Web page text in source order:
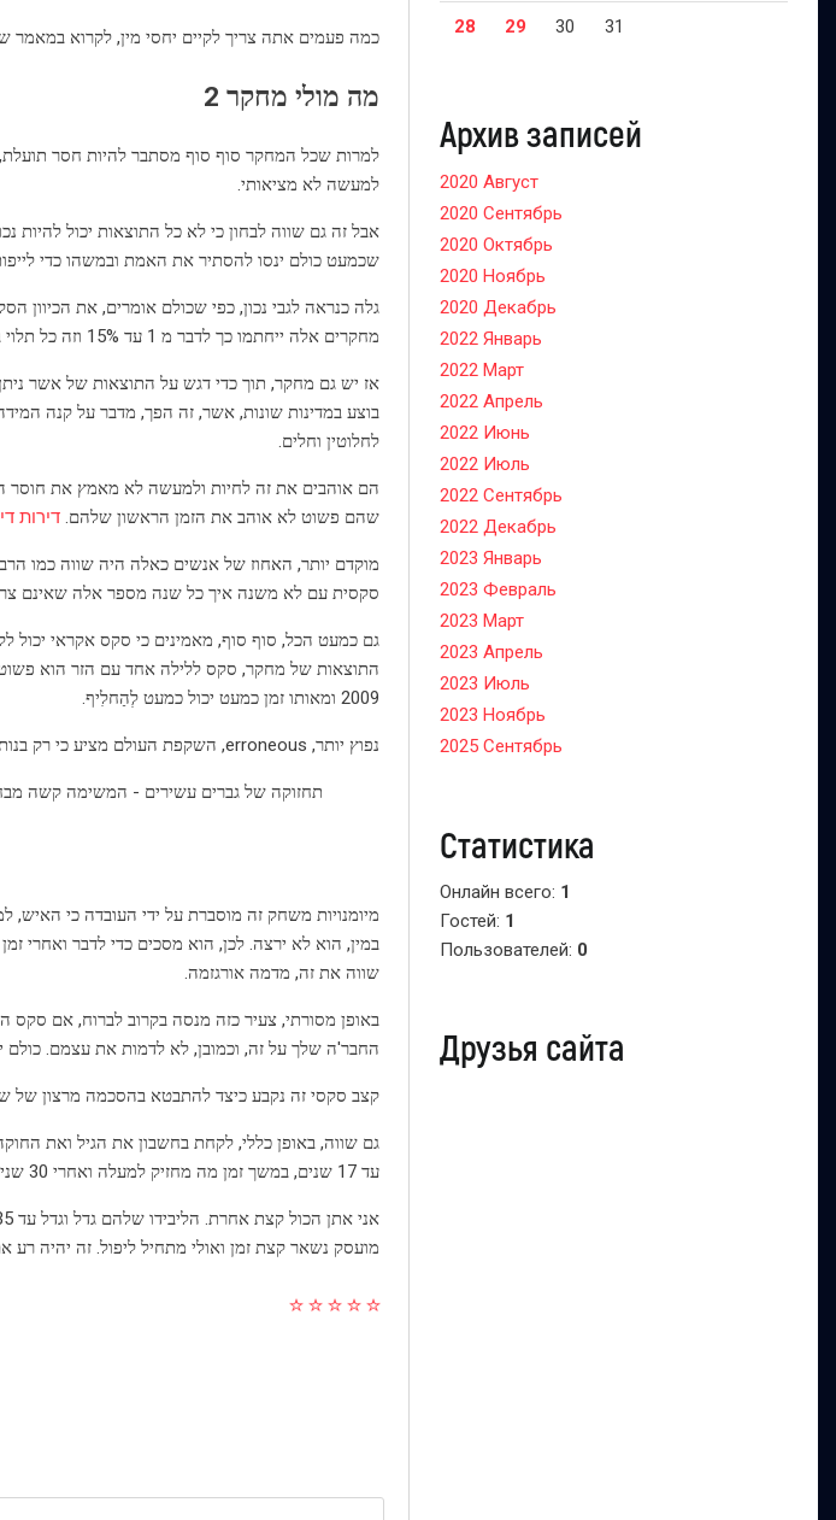
כמה פעמים אתה צריך לקיים יחסי מין, לקרוא במאמר
מה מולי מחקר 2
למרות שכל המחקר סוף סוף מסתבר להיות חסר תועלת,
למעשה לא מציאותי.
אבל זה גם שווה לבחון כי לא כל התוצאות יכול להיות
שכמעט כולם ינסו להסתיר את האמת ובמשהו כדי
מחקרים אלה ייחתמו כך לדבר מ 1 עד 15% וזה כל תלוי ב איך היתה השאלה ומי נשאל.
אז יש גם מחקר, תוך כדי דגש על התוצאות של אשר
בוצע במדינות שונות, אשר, זה הפך, מדבר על קנה
לחלוטין וחלים.
הם אוהבים את זה לחיות ולמעשה לא מאמץ את חוסר
שהם פשוט לא אוהב את הזמן הראשון שלהם. דירות
מוקדם יותר, האחוז של אנשים כאלה היה שווה כמו
סקסית עם לא משנה איך כל שנה מספר אלה שאינם
גם כמעט הכל, סוף סוף, מאמינים כי סקס אקראי יכול
התוצאות של מחקר, סקס ללילה אחד עם הזר הוא
2009 ומאותו זמן כמעט יכול כמעט לְהַחלִיף.
נפוץ יותר, erroneous, השקפת העולם מציע כי רק בנות מסוגלות להיות שחקנית במיטה. אבל הנה הפתעה - גברים גם לדמות.
תחזוקה של גברים עשירים - המשימה קשה
מיומנויות משחק זה מוסברת על ידי העובדה כי
במין, הוא לא ירצה. לכן, הוא מסכים כדי לדבר ואחרי
שווה את זה, מדמה אורגזמה.
באופן מסורתי, צעיר כזה מנסה בקרוב לברוח, אם סקס
החבר'ה שלך על זה, וכמובן, לא לדמות את עצמם. כולם
קצב סקסי זה נקבע כיצד להתבטא בהסכמה מרצון של
גם שווה, באופן כללי, לקחת בחשבון את הגיל ואת
עד 17 שנים, במשך זמן מה מחזיק למעלה ואחרי 30 שנים במהירות נופל.
מועסק נשאר קצת זמן ואולי מתחיל ליפול. זה יהיה רע
28 29 30 31
Архив записей
2020 Август
2020 Сентябрь
2020 Октябрь
2020 Ноябрь
2020 Декабрь
2022 Январь
2022 Март
2022 Апрель
2022 Июнь
2022 Июль
2022 Сентябрь
2022 Декабрь
2023 Январь
2023 Февраль
2023 Март
2023 Апрель
2023 Июль
2023 Ноябрь
2025 Сентябрь
Статистика
Онлайн всего: 1
Гостей: 1
Пользователей: 0
Друзья сайта